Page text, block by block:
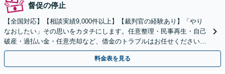
督促の停止
【全国対応】【相談実績9,000件以上】【裁判官の経験あり】「やり
なおしたい」その思いをカタチにします。任意整理・民事再生・自己
破産・過払い金・任意売却など、借金のトラブルはお任せください。
【初回相談無料】【全国対応可能】
料金表を見る